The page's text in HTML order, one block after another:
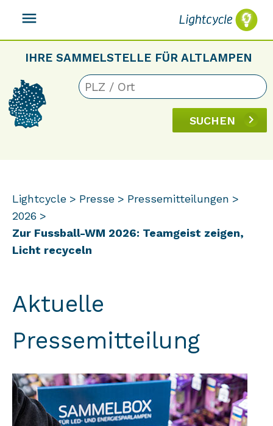
menu
IHRE SAMMELSTELLE FÜR ALTLAMPEN
SUCHEN
Lightcycle Presse
Pressemitteilungen
2026
Zur Fussball-WM 2026: Teamgeist zeigen,
Licht recyceln
Aktuelle
Pressemitteilung